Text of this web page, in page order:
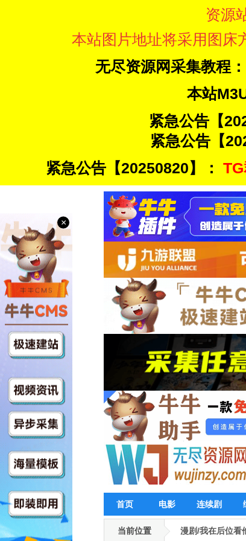
资源
本站图片地址将采用图床
无尽资源网采集教程：
本站
紧急公告【
紧急公告【
紧急公告【20250820】：
首页 电影 连续剧
当前位置 漫剧/我在后位看
×